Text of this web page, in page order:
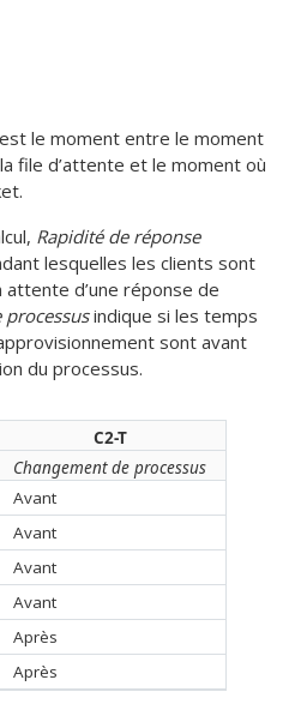
le moment entre le moment
file d’attente et le moment où
Rapidité de réponse
lesquelles les clients sont
d’une réponse de
processusindique si les temps
sont avant
du processus.
C2-T
Changement de processus
Avant
Avant
Avant
Avant
Après
Après